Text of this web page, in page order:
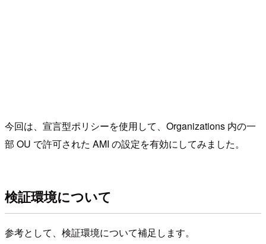
今回は、宣言型ポリシーを使用して、Organizations 内の一
部 OU で許可された AMI の設定を有効にしてみました。
検証環境について
参考として、検証環境について補足します。